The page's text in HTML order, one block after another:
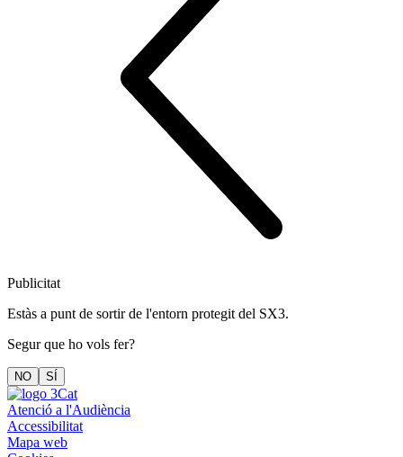
Publicitat
Estàs a punt de sortir de l'entorn protegit del SX3.
Segur que ho vols fer?
NO SÍ
Atenció a l'Audiència
Accessibilitat
Mapa web